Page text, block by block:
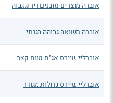
אוברה מוצרים מובנים דירוג גבוה
אוברה תשואה גבוהה הגנתי
אוברליי שיירס אג"ח טווח קצר
אוברליי שיירס גדולות מגודר